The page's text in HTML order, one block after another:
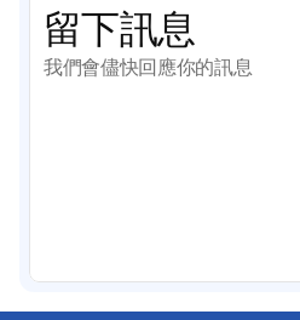
留下訊息
我們會儘快回應你的訊息